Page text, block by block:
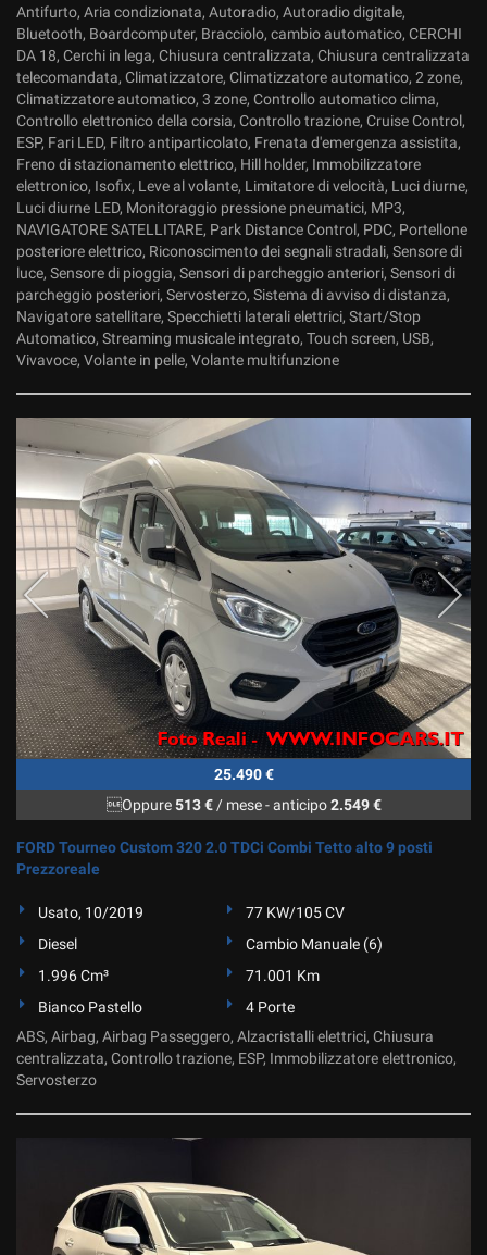
Antifurto, Aria condizionata, Autoradio, Autoradio digitale,
Bluetooth, Boardcomputer, Bracciolo, cambio automatico, CERCHI
DA 18, Cerchi in lega, Chiusura centralizzata, Chiusura centralizzata
telecomandata, Climatizzatore, Climatizzatore automatico, 2 zone,
Climatizzatore automatico, 3 zone, Controllo automatico clima,
Controllo elettronico della corsia, Controllo trazione, Cruise Control,
ESP, Fari LED, Filtro antiparticolato, Frenata d'emergenza assistita,
Freno di stazionamento elettrico, Hill holder, Immobilizzatore
elettronico, Isofix, Leve al volante, Limitatore di velocità, Luci diurne,
Luci diurne LED, Monitoraggio pressione pneumatici, MP3,
NAVIGATORE SATELLITARE, Park Distance Control, PDC, Portellone
posteriore elettrico, Riconoscimento dei segnali stradali, Sensore di
luce, Sensore di pioggia, Sensori di parcheggio anteriori, Sensori di
parcheggio posteriori, Servosterzo, Sistema di avviso di distanza,
Navigatore satellitare, Specchietti laterali elettrici, Start/Stop
Automatico, Streaming musicale integrato, Touch screen, USB,
Vivavoce, Volante in pelle, Volante multifunzione
25.490 €
Oppure513 €/ mese-anticipo2.549 €
FORD Tourneo Custom 320 2.0 TDCi Combi Tetto alto 9 posti
Prezzoreale
Usato, 10/2019
77 KW/105 CV
Diesel
Cambio Manuale (6)
1.996 Cm³
71.001 Km
Bianco Pastello
4 Porte
ABS, Airbag, Airbag Passeggero, Alzacristalli elettrici, Chiusura
centralizzata, Controllo trazione, ESP, Immobilizzatore elettronico,
Servosterzo